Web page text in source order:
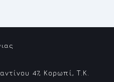
47, Κορωπί, Τ.Κ.